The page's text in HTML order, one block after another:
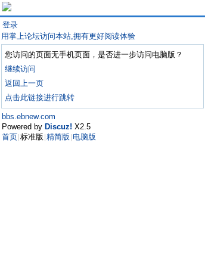
登录
用掌上论坛访问本站,拥有更好阅读体验
您访问的页面无手机页面，是否进一步访问电脑版？
继续访问
返回上一页
点击此链接进行跳转
bbs.ebnew.com
Powered by Discuz! X2.5
首页 标准版 精简版 电脑版